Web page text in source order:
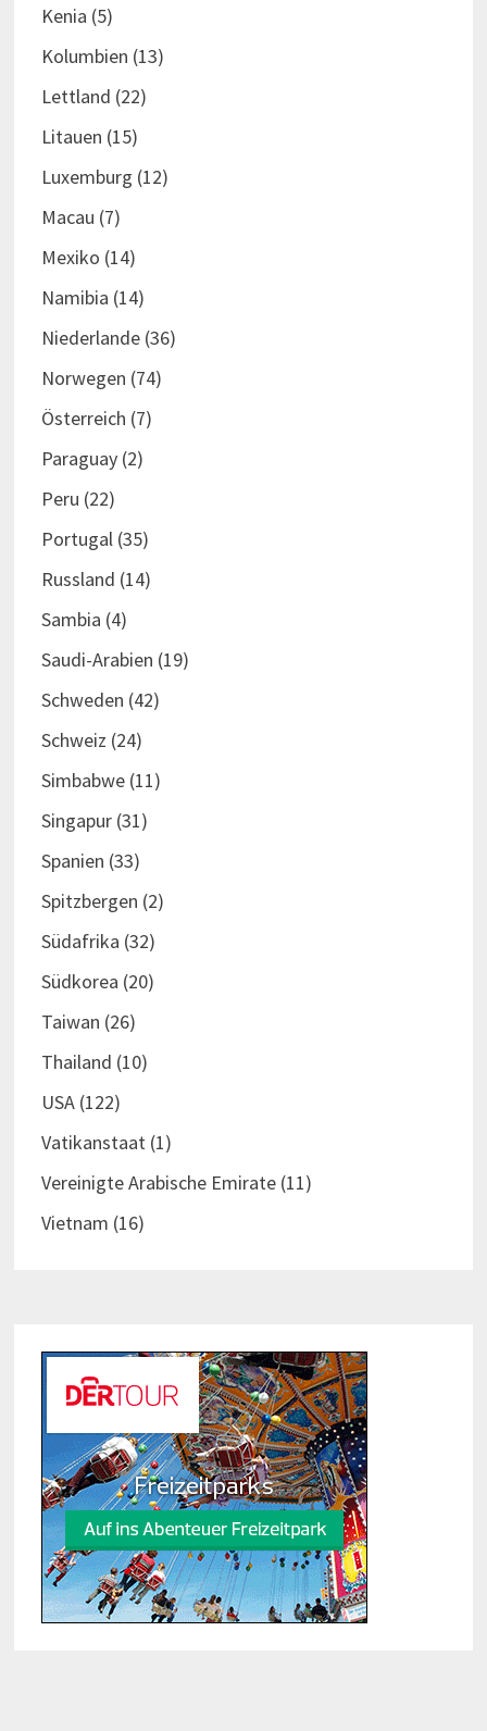
Kenia (5)
Kolumbien (13)
Lettland (22)
Litauen (15)
Luxemburg (12)
Macau (7)
Mexiko (14)
Namibia (14)
Niederlande(36)
Norwegen (74)
Österreich (7)
Paraguay(2)
Peru (22)
Portugal(35)
Russland (14)
Sambia (4)
Saudi-Arabien (19)
Schweden (42)
Schweiz (24)
Simbabwe(11)
Singapur(31)
Spanien (33)
Spitzbergen (2)
Südafrika (32)
Südkorea (20)
Taiwan (26)
Thailand (10)
USA(122)
Vatikanstaat(1)
Vereinigte Arabische Emirate(11)
Vietnam (16)